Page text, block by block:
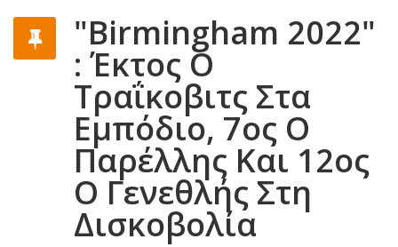
"Birmingham 2022"
: Έκτος Ο
Τραΐκοβιτς Στα
Εμπόδιο, 7ος Ο
Παρέλλης Και 12ος
Ο Γενεθλής Στη
Δισκοβολία